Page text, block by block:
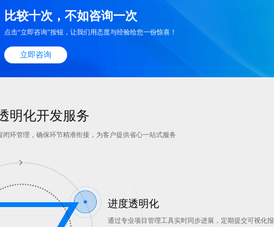
比较十次，不如咨询一次
点击“立即咨询”按钮，让我们用态度与经验给您一份惊喜！
立即咨询
明化开发服务
环管理，确保环节精准衔接，为客户提供省心一站式服务
进度透明化
通过专业项目管理工具实时同步进展，定期提交可视化报